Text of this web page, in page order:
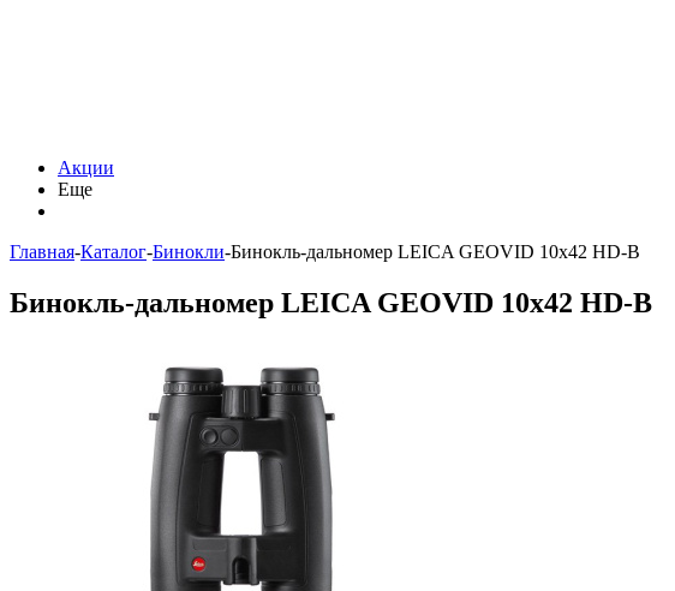
Акции
Еще
Главная-Каталог-Бинокли-Бинокль-дальномер LEICA GEOVID 10x42 HD-B
Бинокль-дальномер LEICA GEOVID 10x42 HD-B